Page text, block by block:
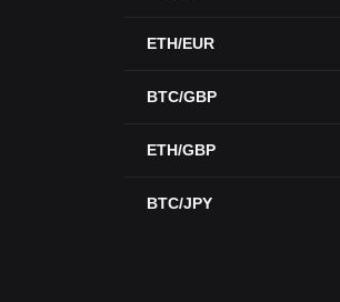
ETH/EUR
BTC/GBP
ETH/GBP
BTC/JPY